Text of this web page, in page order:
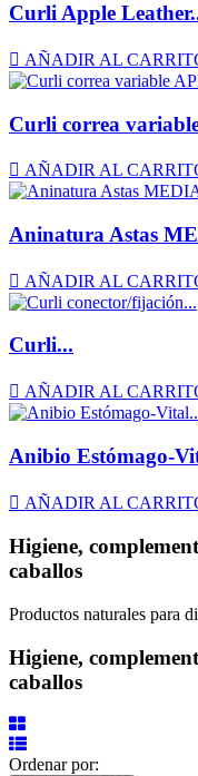
Curli Apple
 AÑADIR AL
Curli correa
 AÑADIR AL
Aninatura Astas
 AÑADIR AL
Curli...
 AÑADIR AL
Anibio Estómago-
 AÑADIR AL
Higiene,
caballos
Productos naturales para
Higiene,
caballos
Ordenar por: